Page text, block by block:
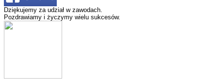
Dziękujemy za udział w zawodach.
Pozdrawiamy i życzymy wielu sukcesów.